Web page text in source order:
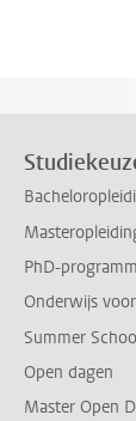
PhD-
Onderwijs
Summer
Open dagen
Master Open